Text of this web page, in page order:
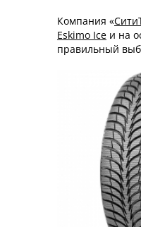
Компания «
Eskimo Ice и на
правильный